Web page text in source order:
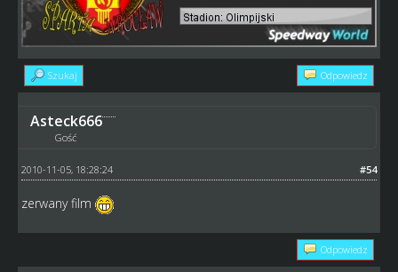
Szukaj Odpowiedz
Asteck666
Gość
#54
2010-11-05, 18:28:24
zerwany film
Odpowiedz